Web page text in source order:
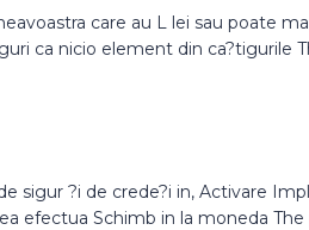
care au L lei sau poate
ca nicio element din ca?tigurile
sigur ?i de crede?i in, Activare
efectua Schimb in la moneda The